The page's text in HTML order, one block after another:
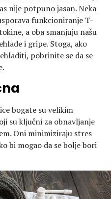
nije potpuno jasan. Neka
funkcioniranje T-
a oba smanjuju našu
i gripe. Stoga, ako
pobrinite se da se
bogate su velikim
su ključni za obnavljanje
Oni minimiziraju stres
bi mogao da se bolje bori